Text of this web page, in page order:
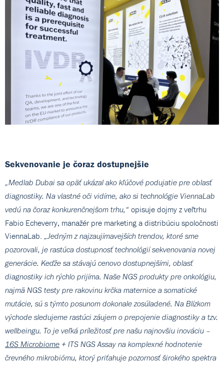
Sekvenovanie je čoraz dostupnejšie
„Medlab Dubai sa opäť ukázal ako kľúčové podujatie pre oblasť
diagnostiky. Na vlastné oči vidíme, ako si technológie ViennaLab
vedú na čoraz konkurenčnejšom trhu,“ opisuje dojmy z veľtrhu
Fabio Echeverry, manažér pre marketing a distribúciu spoločnosti
ViennaLab. „Jedným z najzaujímavejších trendov, ktoré sme
pozorovali, je rastúca dostupnosť technológií sekvenovania novej
generácie. Keďže sa stávajú cenovo dostupnejšími, oblasť
diagnostiky ich rýchlo prijíma. Naše NGS produkty pre onkológiu,
najmä NGS testy pre rakovinu krčka maternice a somatické
mutácie, sú s týmto posunom dokonale zosúladené. Na Blízkom
východe sledujeme rastúci záujem o prepojenie diagnostiky a tzv.
wellbeingu. To je veľká príležitosť pre našu najnovšiu inováciu –
16S Microbiome + ITS NGS Assay na komplexné hodnotenie
črevného mikrobiómu, ktorý priťahuje pozornosť širokého spektra